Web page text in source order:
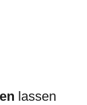
lassen